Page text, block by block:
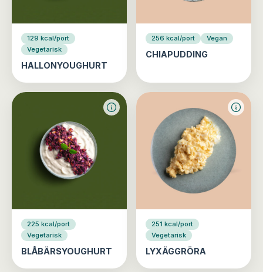
129 kcal/port
Vegetarisk
HALLONYOUGHURT
256 kcal/port Vegan
CHIAPUDDING
225 kcal/port
Vegetarisk
BLÅBÄRSYOUGHURT
251 kcal/port
Vegetarisk
LYXÄGGRÖRA